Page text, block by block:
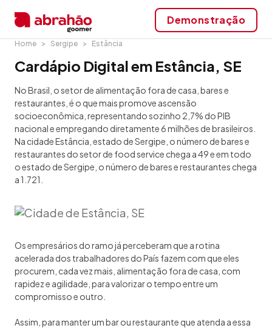
Demonstração
Home Sergipe Estância
Cardápio Digital em Estância, SE
No Brasil, o setor de alimentação fora de casa, bares e
restaurantes, é o que mais promove ascensão
socioeconômica, representando sozinho 2,7% do PIB
nacional e empregando diretamente 6 milhões de brasileiros.
Na cidade Estância, estado de Sergipe, o número de bares e
restaurantes do setor de food service chega a 49 e em todo
o estado de Sergipe, o número de bares e restaurantes chega
a 1.721.
Os empresários do ramo já perceberam que a rotina
acelerada dos trabalhadores do País fazem com que eles
procurem, cada vez mais, alimentação fora de casa, com
rapidez e agilidade, para valorizar o tempo entre um
compromisso e outro.
Assim, para manter um bar ou restaurante que atenda a essa